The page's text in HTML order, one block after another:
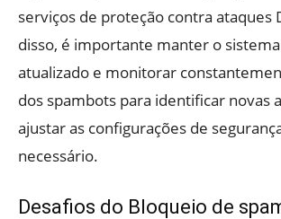
serviços de proteção contra ataques
disso, é importante manter o
atualizado e monitorar
dos spambots para identificar novas
ajustar as configurações de
necessário.
Desafios do Bloqueio de